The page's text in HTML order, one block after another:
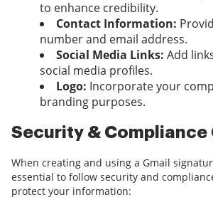
to enhance credibility.
Contact Information:
number and email address.
Social Media Links: Add
social media profiles.
Logo: Incorporate your
branding purposes.
Security & Compliance
When creating and using a Gmail
essential to follow security and
protect your information: